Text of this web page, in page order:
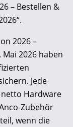
– Bestellen &
2026 –
Mai 2026 haben
Jede
Hardware
Zubehör
wenn die